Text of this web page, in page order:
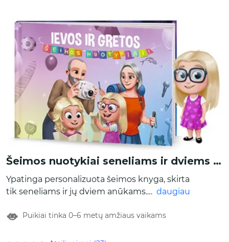
Šeimos nuotykiai seneliams ir dviems anūkams
Ypatinga personalizuota šeimos knyga, skirta
tik seneliams ir jų dviem anūkams.
taip nutiktų, pritaikykite jų išvaizdą,
daugiau
Puikiai tinka 0–6 metų amžiaus vaikams